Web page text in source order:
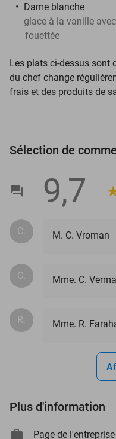
Dame blanche
glace à la vanille
fouettée
Les plats ci-dessus sont
du chef change
frais et des produits de
Sélection de
9,7
C. M. C. Vroman
C. Mme. C.
R. Mme. R.
Plus d'information
Page de l'entreprise